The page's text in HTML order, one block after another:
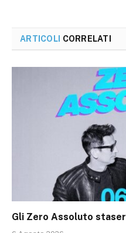
ARTICOLI CORRELATI
Gli Zero Assoluto